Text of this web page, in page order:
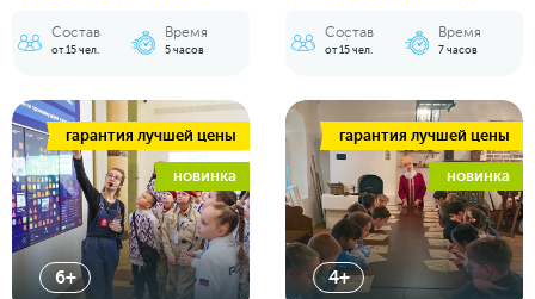
Состав
от 15 чел.
Время
5 часов
Состав
от 15 чел.
Время
7 часов
гарантия лучшей цены
новинка
6+
гарантия лучшей цены
новинка
4+